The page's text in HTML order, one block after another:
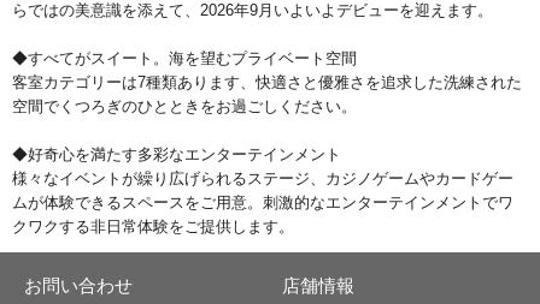
らではの美意識を添えて、2026年9月いよいよデビューを迎えます。
◆すべてがスイート。海を望むプライベート空間
客室カテゴリーは7種類あります、快適さと優雅さを追求した洗練された
空間でくつろぎのひとときをお過ごしください。
◆好奇心を満たす多彩なエンターテインメント
様々なイベントが繰り広げられるステージ、カジノゲームやカードゲー
ムが体験できるスペースをご用意。刺激的なエンターテインメントでワ
クワクする非日常体験をご提供します。
お問い合わせ 店舗情報